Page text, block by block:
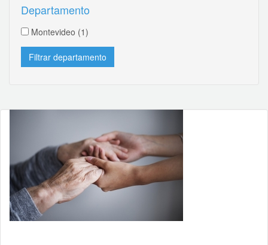
Departamento
Montevideo (1)